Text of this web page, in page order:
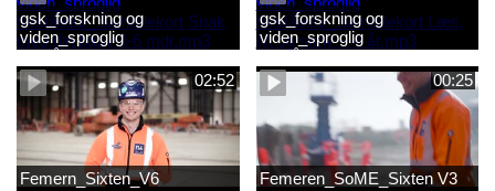
gsk_forskning og
viden_sproglig
forståelse_Samtalekort Snak
med din baby 0-6 mdr.mp3
gsk_forskning og
viden_sproglig
forståelse_Samtalekort Læs,
lyt og skriv 3-6 år.mp3
02:52
Femern_Sixten_V6
00:25
Femeren_SoME_Sixten V3